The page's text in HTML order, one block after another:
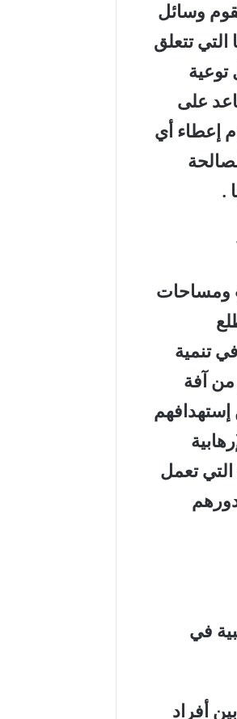
وسائل
تتعلق
توعية
على
إعطاء أي
.
ومساحات
تنمية
من آفة
إستهدافهم
التي تعمل
في
أفراد